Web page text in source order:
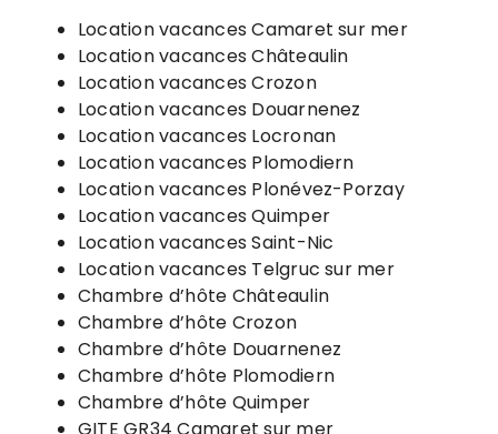
Location vacances Camaret sur mer
Location vacances Châteaulin
Location vacances Crozon
Location vacances Douarnenez
Location vacances Locronan
Location vacances Plomodiern
Location vacances Plonévez-Porzay
Location vacances Quimper
Location vacances Saint-Nic
Location vacances Telgruc sur mer
Chambre d’hôte Châteaulin
Chambre d’hôte Crozon
Chambre d’hôte Douarnenez
Chambre d’hôte Plomodiern
Chambre d’hôte Quimper